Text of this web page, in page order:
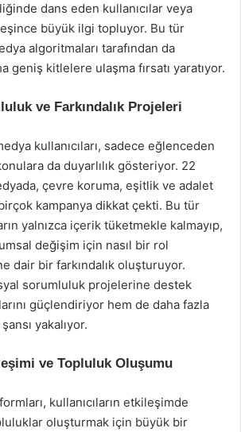
dans eden kullanıcılar veya
büyük ilgi topluyor. Bu tür
algoritmaları tarafından da
geniş kitlelere ulaşma fırsatı yaratıyor.
ve Farkındalık Projeleri
kullanıcıları, sadece eğlenceden
da duyarlılık gösteriyor. 22
çevre koruma, eşitlik ve adalet
kampanya dikkat çekti. Bu tür
yalnızca içerik tüketmekle kalmayıp,
değişim için nasıl bir rol
dair bir farkındalık oluşturuyor.
sorumluluk projelerine destek
güçlendiriyor hem de daha fazla
yakalıyor.
ve Topluluk Oluşumu
kullanıcıların etkileşimde
oluşturmak için büyük bir